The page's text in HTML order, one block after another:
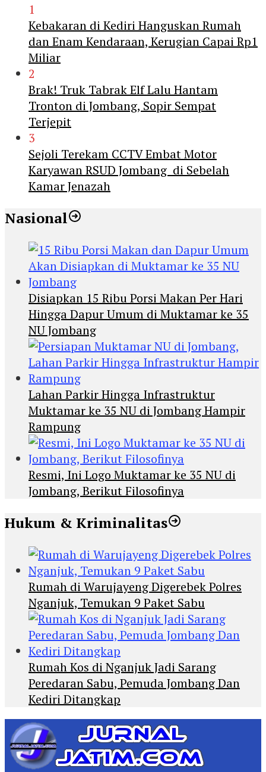
1
Kebakaran di Kediri Hanguskan Rumah
dan Enam Kendaraan, Kerugian Capai Rp1
Miliar
2
Brak! Truk Tabrak Elf Lalu Hantam
Tronton di Jombang, Sopir Sempat
Terjepit
3
Sejoli Terekam CCTV Embat Motor
Karyawan RSUD Jombang di Sebelah
Kamar Jenazah
Nasional
Disiapkan 15 Ribu Porsi Makan Per Hari
Hingga Dapur Umum di Muktamar ke 35
NU Jombang
Lahan Parkir Hingga Infrastruktur
Muktamar ke 35 NU di Jombang Hampir
Rampung
Resmi, Ini Logo Muktamar ke 35 NU di
Jombang, Berikut Filosofinya
Hukum & Kriminalitas
Rumah di Warujayeng Digerebek Polres
Nganjuk, Temukan 9 Paket Sabu
Rumah Kos di Nganjuk Jadi Sarang
Peredaran Sabu, Pemuda Jombang Dan
Kediri Ditangkap